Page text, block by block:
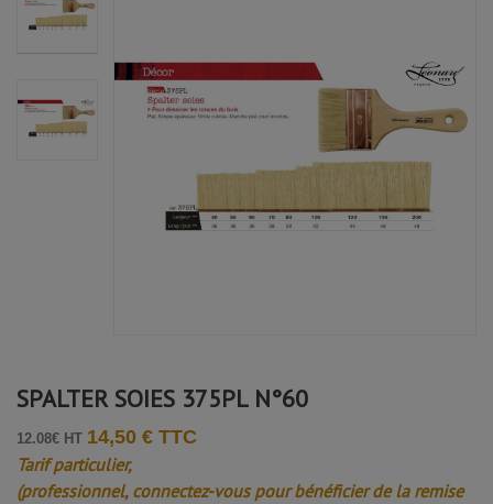
SPALTER SOIES 375PL N°60
12.08€ HT 14,50 € TTC
Tarif particulier,
(professionnel, connectez-vous pour bénéficier de la remise